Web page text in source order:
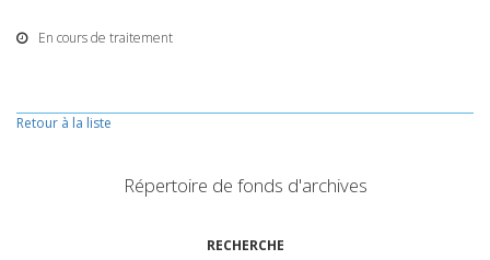
En cours de traitement
Retour à la liste
Répertoire de fonds d'archives
RECHERCHE